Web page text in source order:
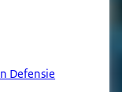
Defensie